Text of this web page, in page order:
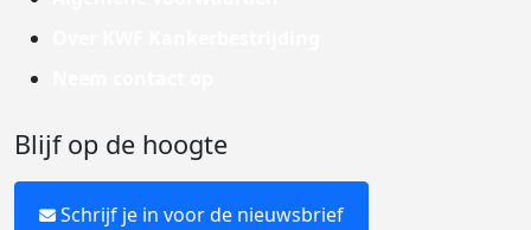
Blijf op de hoogte
Schrijf je in voor de nieuwsbrief